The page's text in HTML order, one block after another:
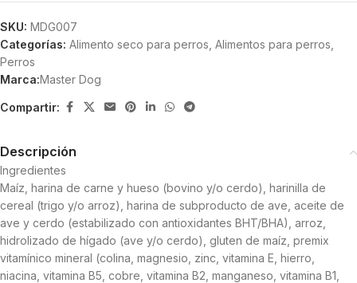
SKU: MDG007
Categorías: Alimento seco para perros Alimentos para perros
Perros
Marca:Master Dog
Compartir:
Descripción
Ingredientes
Maíz, harina de carne y hueso (bovino y/o cerdo), harinilla de
cereal (trigo y/o arroz), harina de subproducto de ave, aceite de
ave y cerdo (estabilizado con antioxidantes BHT/BHA), arroz,
hidrolizado de hígado (ave y/o cerdo), gluten de maíz, premix
vitamínico mineral (colina, magnesio, zinc, vitamina E, hierro,
niacina, vitamina B5, cobre, vitamina B2, manganeso, vitamina B1,